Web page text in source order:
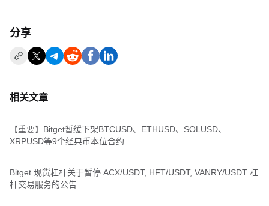
分享
相关文章
【重要】Bitget暂缓下架BTCUSD、ETHUSD、SOLUSD、
XRPUSD等9个经典币本位合约
Bitget 现货杠杆关于暂停 ACX/USDT, HFT/USDT, VANRY/USDT 杠
杆交易服务的公告